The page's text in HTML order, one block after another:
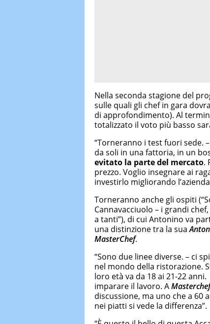
Nella seconda stagione del
sulle quali gli chef in gara
di approfondimento). Al
totalizzato il voto più basso
“Torneranno i test fuori sede.
da soli in una fattoria, in un
evitato la parte del mercato.
prezzo. Voglio insegnare ai
investirlo migliorando
Torneranno anche gli ospiti
Cannavacciuolo – i grandi
a tanti”), di cui Antonino va
una distinzione tra la sua
MasterChef.
“Sono due linee diverse. – ci
nel mondo della ristorazione.
loro età va da 18 ai 21-22
imparare il lavoro. AMasterchef
discussione, ma uno che a 60
nei piatti si vede la differenza”.